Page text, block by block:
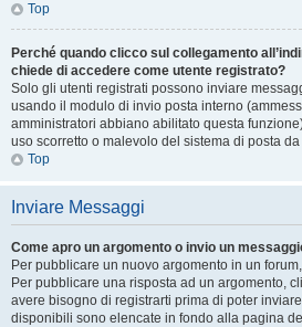
Top
Perché quando clicco sul collegamento
chiede di accedere come utente registrato?
Solo gli utenti registrati possono inviare
usando il modulo di invio posta interno
amministratori abbiano abilitato questa
uso scorretto o malevolo del sistema di posta
Top
Inviare Messaggi
Come apro un argomento o invio un
Per pubblicare un nuovo argomento in un
Per pubblicare una risposta ad un argomento,
avere bisogno di registrarti prima di poter
disponibili sono elencate in fondo alla pagina